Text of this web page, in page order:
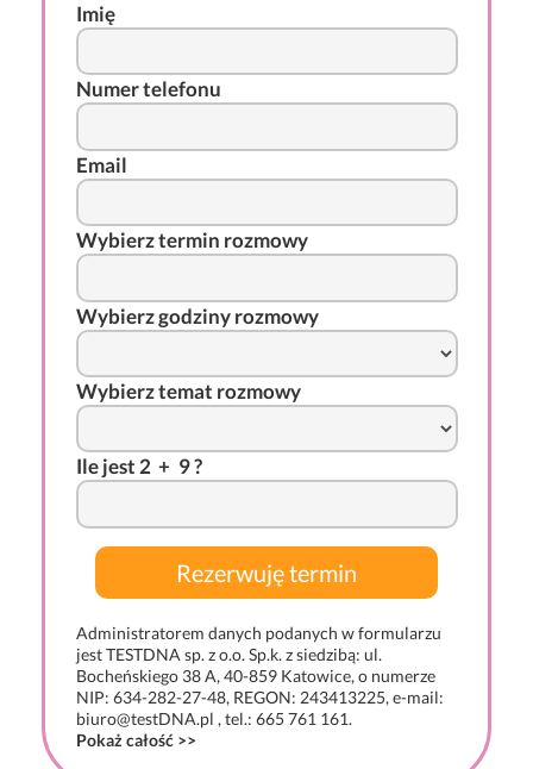
Imię
Numer telefonu
Email
Wybierz termin rozmowy
Wybierz godziny rozmowy
Wybierz temat rozmowy
Ile jest 2- + 9 ?
Administratorem danych podanych w formularzu
jest TESTDNA sp. z o.o. Sp.k. z siedzibą: ul.
Bocheńskiego 38 A, 40-859 Katowice, o numerze
NIP: 634-282-27-48, REGON: 243413225, e-mail:
biuro@testDNA.pl , tel.: 665 761 161.
Pokaż całość >>